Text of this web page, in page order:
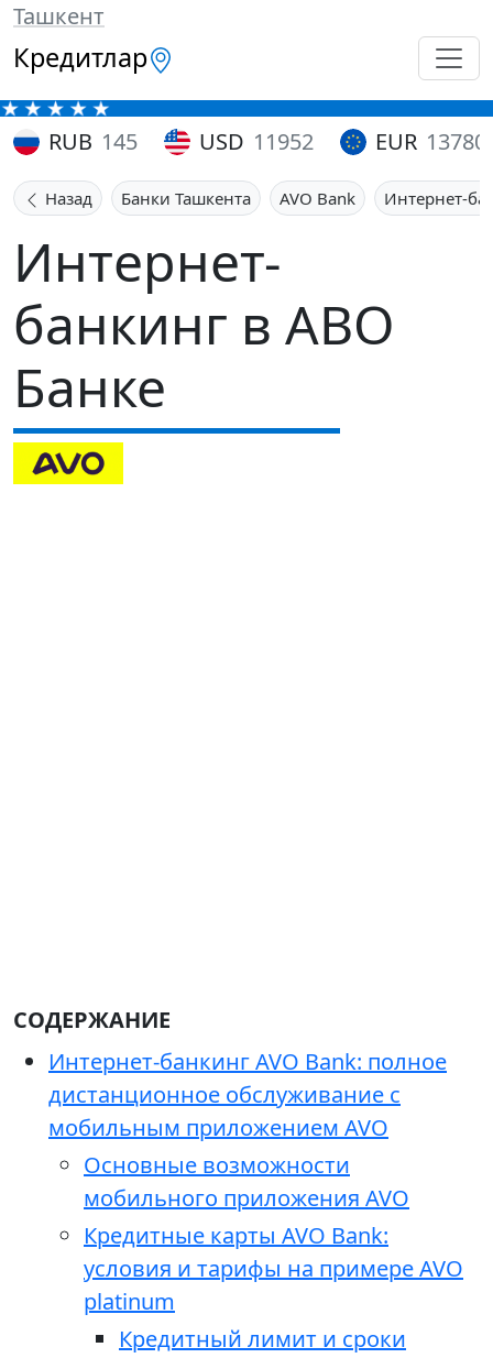
Ташкент
Кредитлар
RUB 145 USD 11952 EUR 13780
Назад Банки Ташкента AVO Bank Интернет-
Интернет-
банкинг в АВО
Банке
СОДЕРЖАНИЕ
Интернет-банкинг AVO Bank: полное
дистанционное обслуживание с
мобильным приложением AVO
Основные возможности
мобильного приложения AVO
Кредитные карты AVO Bank:
условия и тарифы на примере AVO
platinum
Кредитный лимит и сроки